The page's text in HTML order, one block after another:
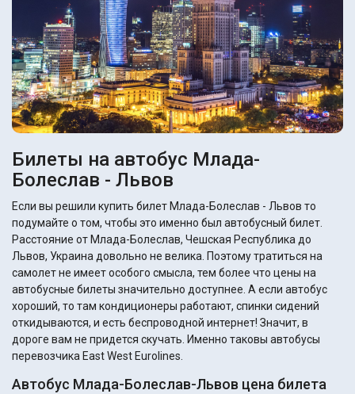
Билеты на автобус Млада-
Болеслав - Львов
Если вы решили купить билет Млада-Болеслав - Львов то
подумайте о том, чтобы это именно был автобусный билет.
Расстояние от Млада-Болеслав, Чешская Республика до
Львов, Украина довольно не велика. Поэтому тратиться на
самолет не имеет особого смысла, тем более что цены на
автобусные билеты значительно доступнее. А если автобус
хороший, то там кондиционеры работают, спинки сидений
откидываются, и есть беспроводной интернет! Значит, в
дороге вам не придется скучать. Именно таковы автобусы
перевозчика East West Eurolines.
Автобус Млада-Болеслав-Львов цена билета